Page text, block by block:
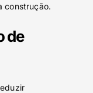
construção.
de